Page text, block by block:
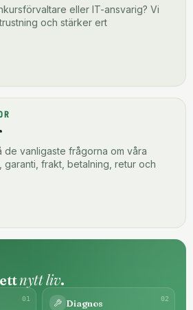
eller IT-ansvarig? Vi
och stärker ert
de vanligaste frågorna om våra
frakt, betalning, retur och
nytt liv.
01 02
Diagnos